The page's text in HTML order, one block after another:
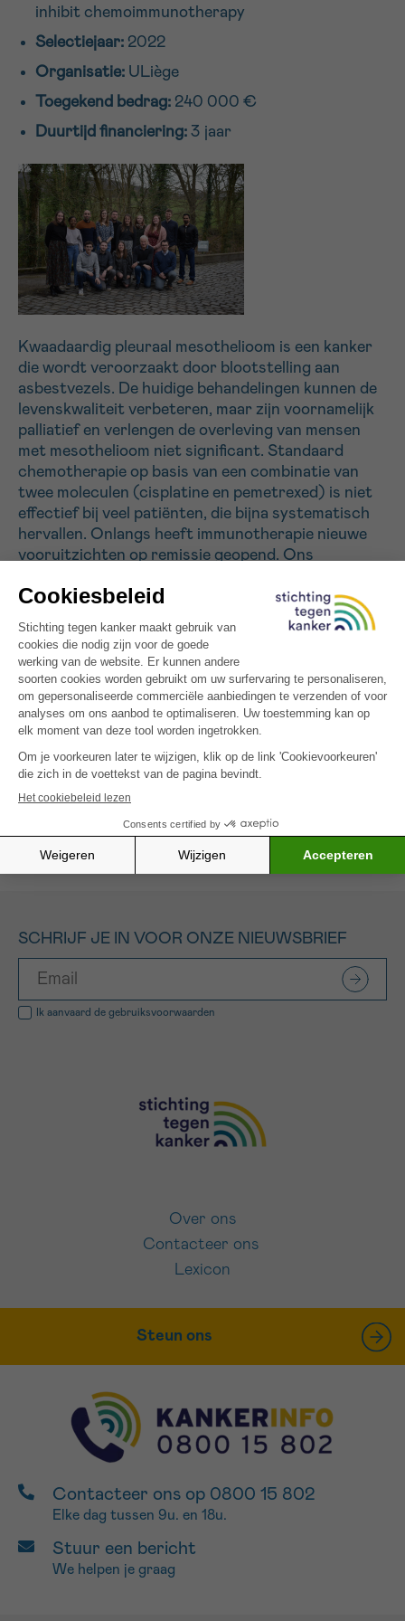
inhibit chemoimmunotherapy
Selectiejaar: 2022
Organisatie: ULiège
Toegekend bedrag: 240 000 €
Duurtijd financiering: 3 jaar
Kwaadaardig pleuraal mesothelioom is een kanker
die wordt veroorzaakt door blootstelling aan
asbestvezels. De huidige behandelingen kunnen de
levenskwaliteit verbeteren, maar zijn voornamelijk
palliatief en verlengen de overleving van mensen
met mesothelioom niet significant. Standaard
chemotherapie op basis van een combinatie van
twee moleculen (cisplatine en pemetrexed) is niet
effectief bij veel patiënten, die bijna systematisch
hervallen. Onlangs heeft immunotherapie nieuwe
vooruitzichten op remissie geopend. Ons
ons immuunsysteem (eosinofielen en macrofagen)
de doeltreffendheid van de therapie remmen.
Bovendien wordt het teveel aan eosinofielen in het
bloed van mesothelioompatiënten in verband
gebracht met een verkorte levensduur. Het doel
van ons project is de betrokken mechanismen te
begrijpen met het oog op de ontwikkeling van
nieuwe, doeltreffender behandelingen.
Alle gefinancierde projecten
SCHRIJF JE IN VOOR ONZE NIEUWSBRIEF
Ik aanvaard de gebruiksvoorwaarden
VOORNAAM
MIJN VRAAG
Ja, stuur mij de nieuwsbrief
Ik aanvaard degebruiksvoorwaarden
*VERPLICHT VELD
Sturen
Verder
Over ons
Contacteer ons
Lexicon
Steun ons
Contacteer ons op 0800 15 802
Elke dag tussen 9u. en 18u.
Stuur een bericht
We helpen je graag